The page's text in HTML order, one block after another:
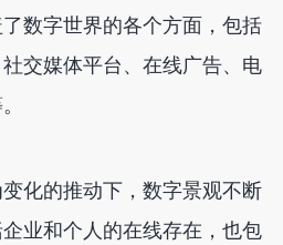
数字世界的各个方面，包括
交媒体平台、在线广告、电
化的推动下，数字景观不断
业和个人的在线存在，也包